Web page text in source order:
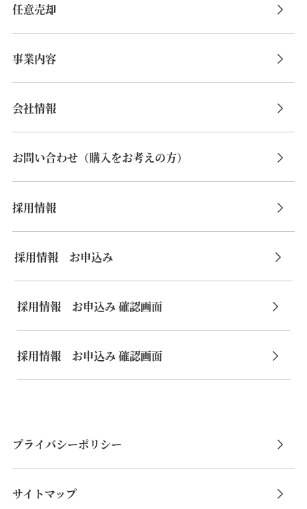
任意売却
事業内容
会社情報
お問い合わせ（購入をお考えの方）
採用情報
採用情報 お申込み
採用情報 お申込み 確認画面
採用情報 お申込み 確認画面
プライバシーポリシー
サイトマップ